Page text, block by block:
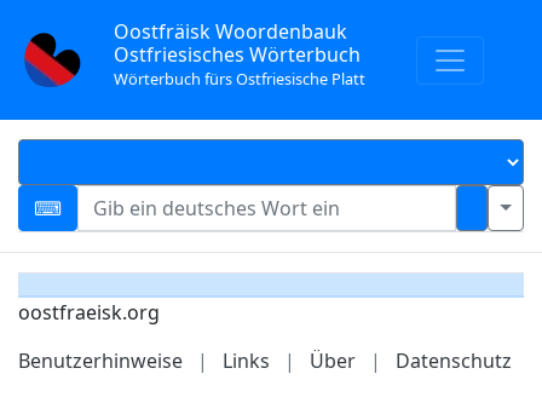
Oostfräisk Woordenbauk
Ostfriesisches Wörterbuch
Wörterbuch fürs Ostfriesische Platt
oostfraeisk.org
Benutzerhinweise
| Links | Über | Datenschutz